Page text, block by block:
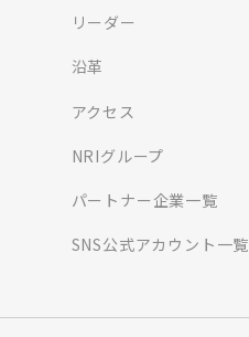
リーダー
沿革
アクセス
NRIグループ
パートナー企業一覧
SNS公式アカウント一覧